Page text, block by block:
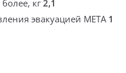
кг2,1
эвакуацией МЕТА 1